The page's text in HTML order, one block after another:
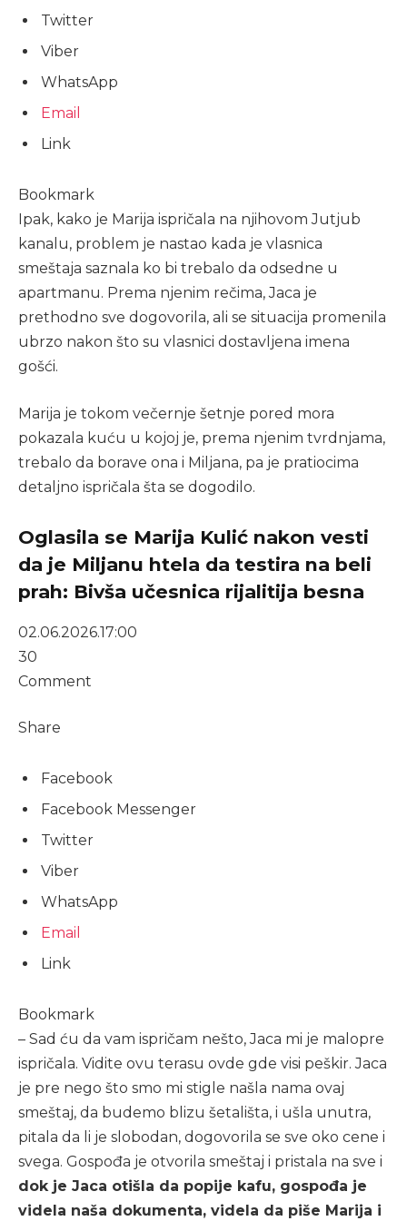
Twitter
Viber
WhatsApp
Email
Link
Bookmark
Ipak, kako je Marija ispričala na njihovom Jutjub
kanalu, problem je nastao kada je vlasnica
smeštaja saznala ko bi trebalo da odsedne u
apartmanu. Prema njenim rečima, Jaca je
prethodno sve dogovorila, ali se situacija promenila
ubrzo nakon što su vlasnici dostavljena imena
gošći.
Marija je tokom večernje šetnje pored mora
pokazala kuću u kojoj je, prema njenim tvrdnjama,
trebalo da borave ona i Miljana, pa je pratiocima
detaljno ispričala šta se dogodilo.
Oglasila se Marija Kulić nakon vesti
da je Miljanu htela da testira na beli
prah: Bivša učesnica rijalitija besna
02.06.2026.17:00
30
Comment
Share
Facebook
Facebook Messenger
Twitter
Viber
WhatsApp
Email
Link
Bookmark
– Sad ću da vam ispričam nešto, Jaca mi je malopre
ispričala. Vidite ovu terasu ovde gde visi peškir. Jaca
je pre nego što smo mi stigle našla nama ovaj
smeštaj, da budemo blizu šetališta, i ušla unutra,
pitala da li je slobodan, dogovorila se sve oko cene i
svega. Gospođa je otvorila smeštaj i pristala na sve i
dok je Jaca otišla da popije kafu, gospođa je
videla naša dokumenta, videla da piše Marija i